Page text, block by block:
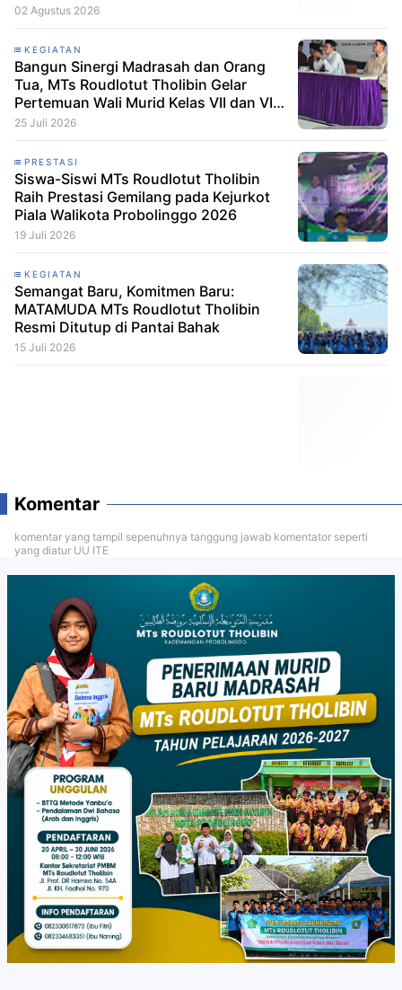
02 Agustus 2026
KEGIATAN
Bangun Sinergi Madrasah dan Orang
Tua, MTs Roudlotut Tholibin Gelar
Pertemuan Wali Murid Kelas VII dan VIII
Tahun Ajaran 2026/2027
25 Juli 2026
PRESTASI
Siswa-Siswi MTs Roudlotut Tholibin
Raih Prestasi Gemilang pada Kejurkot
Piala Walikota Probolinggo 2026
19 Juli 2026
KEGIATAN
Semangat Baru, Komitmen Baru:
MATAMUDA MTs Roudlotut Tholibin
Resmi Ditutup di Pantai Bahak
15 Juli 2026
Komentar
komentar yang tampil sepenuhnya tanggung jawab komentator seperti
yang diatur UU ITE